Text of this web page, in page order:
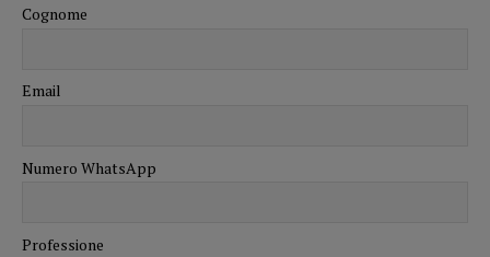
Cognome
Email
Numero WhatsApp
Professione